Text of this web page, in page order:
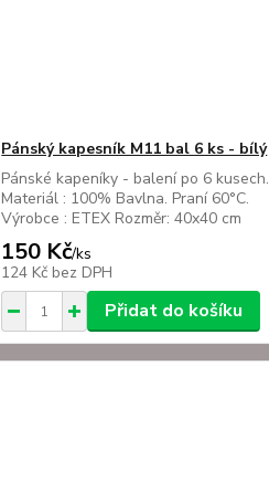
Pánský kapesník M11 bal 6 ks - bílý
Pánské kapeníky - balení po 6 kusech.
Materiál : 100% Bavlna. Praní 60°C.
Výrobce : ETEX Rozměr: 40x40 cm
150 Kč/ks
124 Kč bez DPH
Přidat do košíku